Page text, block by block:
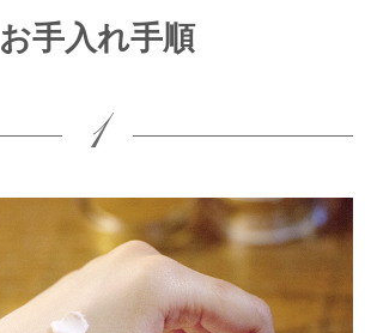
お手入れ手順
1